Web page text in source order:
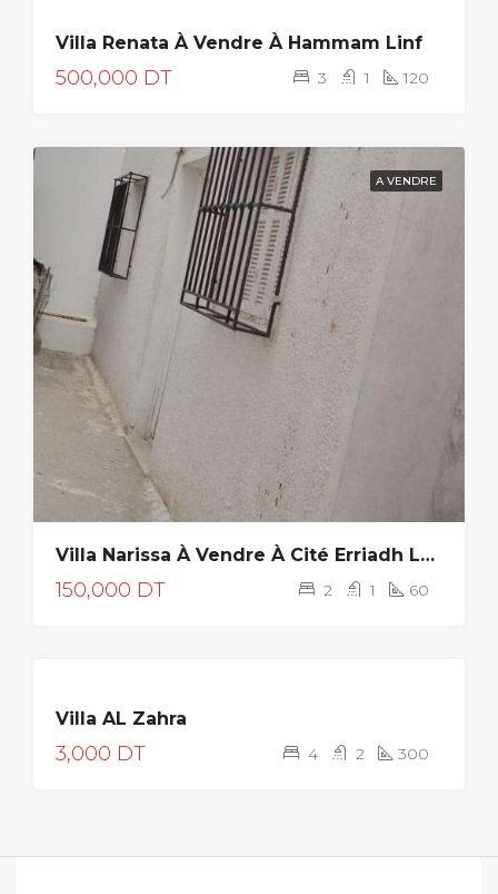
VENDRE
Villa Renata À Vendre À Hammam Linf
500,000 DT 3 1 120
A VENDRE
Villa Narissa À Vendre À Cité Erriadh La Marsa
150,000 DT 2 1 60
Villa AL Zahra
3,000 DT 4 2 300